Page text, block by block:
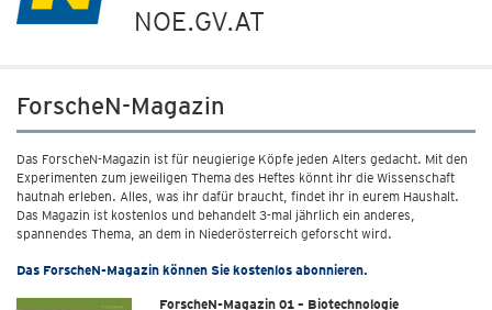
NOE.GV.AT
ForscheN-Magazin
Das ForscheN-Magazin ist für neugierige Köpfe jeden Alters gedacht. Mit den
Experimenten zum jeweiligen Thema des Heftes könnt ihr die Wissenschaft
hautnah erleben. Alles, was ihr dafür braucht, findet ihr in eurem Haushalt.
Das Magazin ist kostenlos und behandelt 3-mal jährlich ein anderes,
spannendes Thema, an dem in Niederösterreich geforscht wird.
Das ForscheN-Magazin können Sie kostenlos abonnieren.
ForscheN-Magazin 01 – Biotechnologie